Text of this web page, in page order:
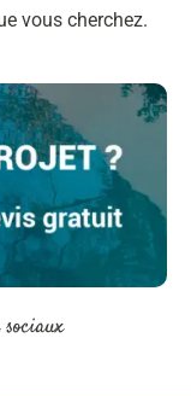
vous cherchez.